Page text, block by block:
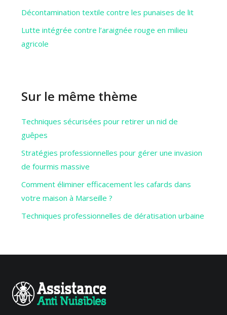
Décontamination textile contre les punaises de lit
Lutte intégrée contre l’araignée rouge en milieu
agricole
Sur le même thème
Techniques sécurisées pour retirer un nid de
guêpes
Stratégies professionnelles pour gérer une invasion
de fourmis massive
Comment éliminer efficacement les cafards dans
votre maison à Marseille ?
Techniques professionnelles de dératisation urbaine